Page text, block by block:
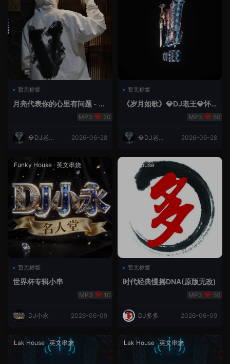
暂无标签
月亮代表你的心里有问题 - 小
20
💎DJ老王
2026-06-28
暂无标签
《岁月如歌》💎DJ老王💎怀
50
💎DJ老王
2026-06-28
Funky House · 英文串烧
暂无标签
世界杯专辑小串
10
DJ小永 2026-06-09
成都House
暂无标签
时代经典慢摇DNA(原版无改)
50
DJ多多 2026-06-09
Lak House ·英文串烧 Lak House ·英文串烧